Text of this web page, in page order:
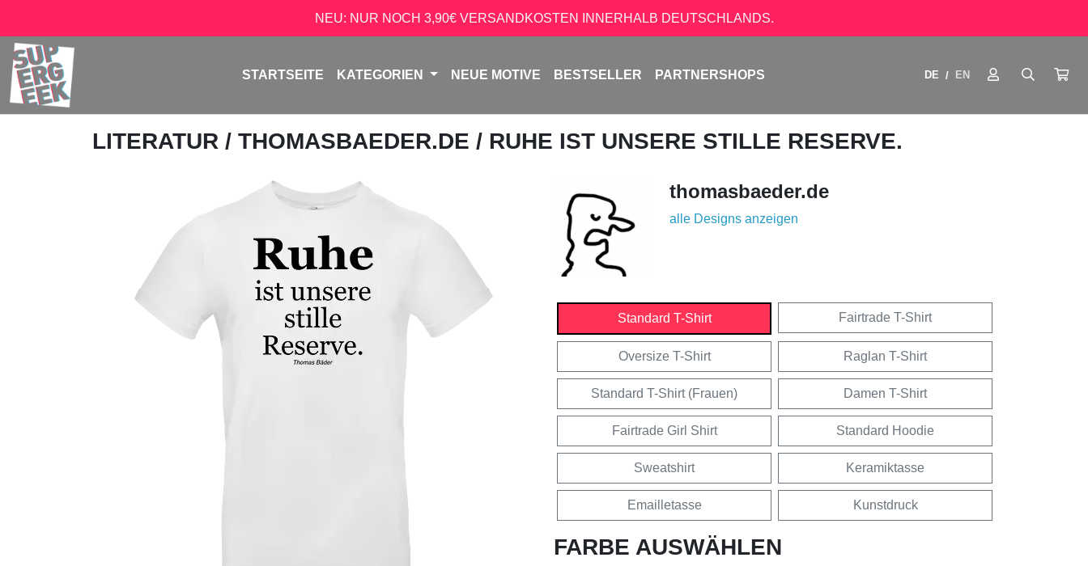
NEU: NUR NOCH 3,90€ VERSANDKOSTEN INNERHALB DEUTSCHLANDS.
STARTSEITE KATEGORIEN NEUE MOTIVE BESTSELLER PARTNERSHOPS DE / EN
LITERATUR / THOMASBAEDER.DE / RUHE IST UNSERE STILLE RESERVE.
thomasbaeder.de
alle Designs anzeigen
Standard T-Shirt Fairtrade T-Shirt
Oversize T-Shirt Raglan T-Shirt
Standard T-Shirt (Frauen) Damen T-Shirt
Fairtrade Girl Shirt Standard Hoodie
Sweatshirt Keramiktasse
Emailletasse Kunstdruck
FARBE AUSWÄHLEN